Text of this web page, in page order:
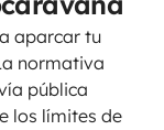
aparcar tu
normativa
pública
los límites de